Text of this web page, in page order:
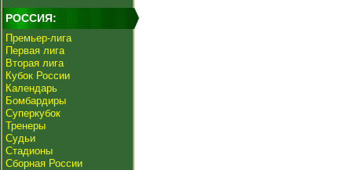
РОССИЯ:
Премьер-лига
Первая лига
Вторая лига
Кубок России
Календарь
Бомбардиры
Суперкубок
Тренеры
Судьи
Стадионы
Сборная России